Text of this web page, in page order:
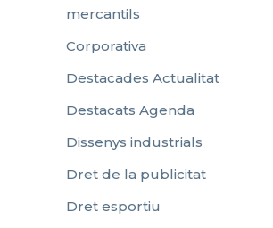
mercantils
Corporativa
Destacades Actualitat
Destacats Agenda
Dissenys industrials
Dret de la publicitat
Dret esportiu